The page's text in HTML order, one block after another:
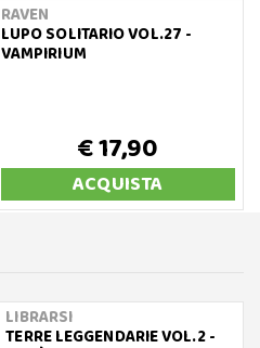
RAVEN
LUPO SOLITARIO VOL.27 -
VAMPIRIUM
€ 17,90
ACQUISTA
LIBRARSI
TERRE LEGGENDARIE VOL.2 -